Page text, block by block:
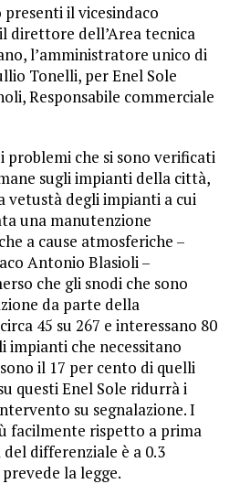
il vicesindaco
direttore dell’Area tecnica
l’amministratore unico di
Tonelli, per Enel Sole
Responsabile commerciale
problemi che si sono verificati
sugli impianti della città,
vetustà degli impianti a cui
una manutenzione
a cause atmosferiche –
Antonio Blasioli –
che gli snodi che sono
da parte della
45 su 267 e interessano 80
impianti che necessitano
il 17 per cento di quelli
questi Enel Sole ridurrà i
su segnalazione. I
facilmente rispetto a prima
differenziale è a 0.3
la legge.